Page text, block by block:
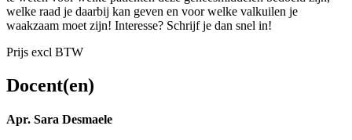
welke raad je daarbij kan geven en voor welke valkuilen je
waakzaam moet zijn! Interesse? Schrijf je dan snel in!
Prijs excl BTW
Docent(en)
Apr. Sara Desmaele